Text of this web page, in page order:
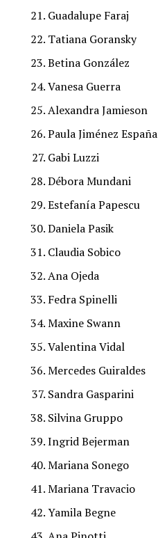
Guadalupe Faraj
Tatiana Goransky
Betina González
Vanesa Guerra
Alexandra Jamieson
Paula Jiménez España
Gabi Luzzi
Débora Mundani
Estefanía Papescu
Daniela Pasik
Claudia Sobico
Ana Ojeda
Fedra Spinelli
Maxine Swann
Valentina Vidal
Mercedes Guiraldes
Sandra Gasparini
Silvina Gruppo
Ingrid Bejerman
Mariana Sonego
Mariana Travacio
Yamila Begne